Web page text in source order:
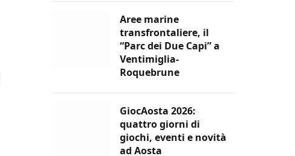
Aree marine
transfrontaliere, il
“Parc dei Due Capi” a
Ventimiglia-
Roquebrune
GiocAosta 2026:
quattro giorni di
giochi, eventi e novità
ad Aosta